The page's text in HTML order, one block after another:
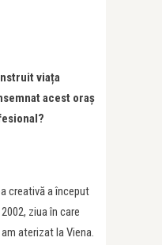
viața
acest oraș
creativă a început
ziua în care
aterizat la Viena.